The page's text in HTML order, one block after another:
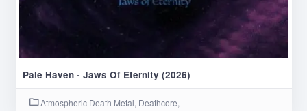
Pale Haven - Jaws Of Eternity (2026)
Atmospheric Death Metal, Deathcore,